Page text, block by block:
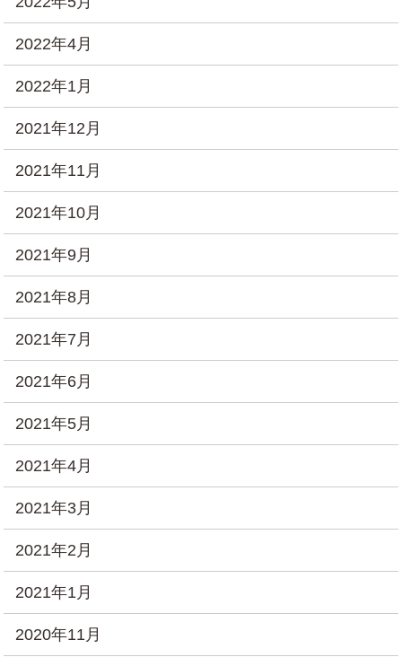
2022年4月
2022年1月
2021年12月
2021年11月
2021年10月
2021年9月
2021年8月
2021年7月
2021年6月
2021年5月
2021年4月
2021年3月
2021年2月
2021年1月
2020年11月